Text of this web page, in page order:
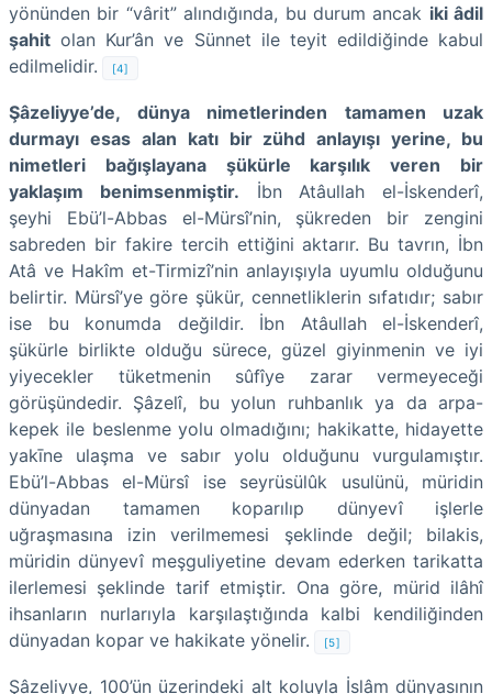
yönünden bir “vârit” alındığında, bu durum ancak iki âdil
şahit olan Kur’ân ve Sünnet ile teyit edildiğinde kabul
edilmelidir.
[4]
Şâzeliyye’de, dünya nimetlerinden tamamen uzak
durmayı esas alan katı bir zühd anlayışı yerine, bu
nimetleri bağışlayana şükürle karşılık veren bir
yaklaşım benimsenmiştir. İbn Atâullah el-İskenderî,
şeyhi Ebü’l-Abbas el-Mürsî’nin, şükreden bir zengini
sabreden bir fakire tercih ettiğini aktarır. Bu tavrın, İbn
Atâ ve Hakîm et-Tirmizî’nin anlayışıyla uyumlu olduğunu
belirtir. Mürsî’ye göre şükür, cennetliklerin sıfatıdır; sabır
ise bu konumda değildir. İbn Atâullah el-İskenderî,
şükürle birlikte olduğu sürece, güzel giyinmenin ve iyi
yiyecekler tüketmenin sûfîye zarar vermeyeceği
görüşündedir. Şâzelî, bu yolun ruhbanlık ya da arpa-
kepek ile beslenme yolu olmadığını; hakikatte, hidayette
yakīne ulaşma ve sabır yolu olduğunu vurgulamıştır.
Ebü’l-Abbas el-Mürsî ise seyrüsülûk usulünü, müridin
dünyadan tamamen koparılıp dünyevî işlerle
uğraşmasına izin verilmemesi şeklinde değil; bilakis,
müridin dünyevî meşguliyetine devam ederken tarikatta
ilerlemesi şeklinde tarif etmiştir. Ona göre, mürid ilâhî
ihsanların nurlarıyla karşılaştığında kalbi kendiliğinden
dünyadan kopar ve hakikate yönelir.
[5]
Şâzeliyye, 100’ün üzerindeki alt koluyla İslâm dünyasının